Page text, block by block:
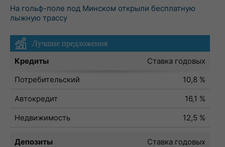
На гольф-поле под Минском открыли бесплатную
лыжную трассу
Лучшие предложения
Кредиты
Ставка годовых
Потребительский
10,8 %
Автокредит
16,1 %
Недвижимость
12,5 %
Депозиты
Ставка годовых